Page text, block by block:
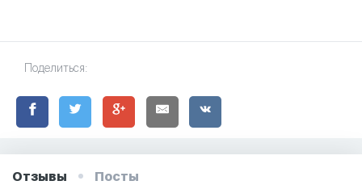
Поделиться:
Отзывы Посты